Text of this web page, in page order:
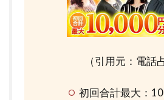
（引用元：電話
初回合計最大：